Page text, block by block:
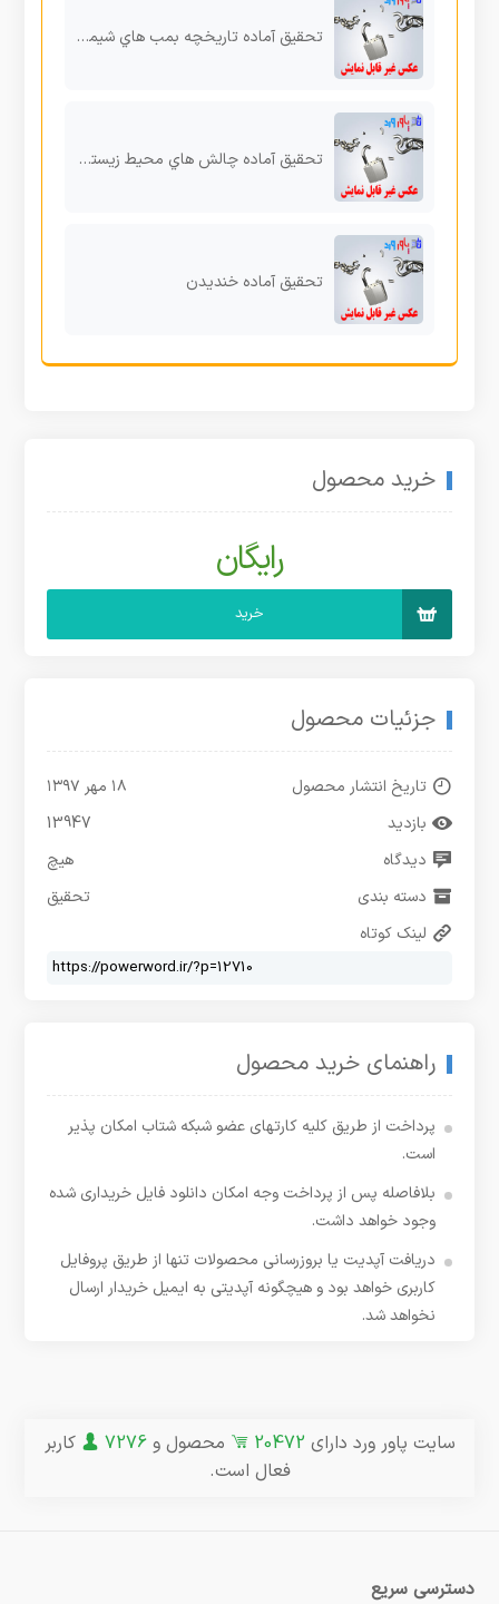
تحقیق آماده تاریخچه بمب هاي شیمیایی
تحقیق آماده چالش هاي محیط زیستی قرن حاضر
تحقیق آماده خندیدن
خرید محصول
رایگان
خرید
جزئیات محصول
تاریخ انتشار محصول
۱۸ مهر ۱۳۹۷
بازدید
13947
دیدگاه
هیچ
دسته بندی
تحقیق
لینک کوتاه
راهنمای خرید محصول
پرداخت از طریق کلیه کارتهای عضو شبکه شتاب امکان پذیر
است.
بلافاصله پس از پرداخت وجه امکان دانلود فایل خریداری شده
وجود خواهد داشت.
دریافت آپدیت یا بروزرسانی محصولات تنها از طریق پروفایل
کاربری خواهد بود و هیچگونه آپدیتی به ایمیل خریدار ارسال
نخواهد شد.
سایت پاور ورد دارای 20472 محصول و7276
کاربر
فعال است.
دسترسی سریع